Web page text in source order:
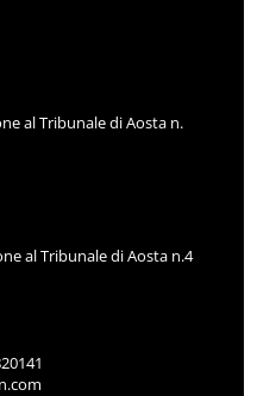
al Tribunale di Aosta n.
al Tribunale di Aosta n.4